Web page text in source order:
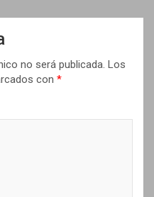
no será publicada. Los
con *